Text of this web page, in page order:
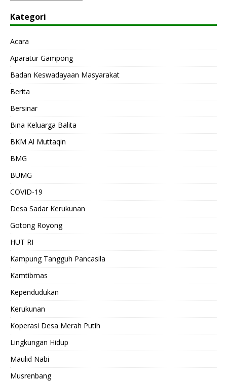
Kategori
Acara
Aparatur Gampong
Badan Keswadayaan Masyarakat
Berita
Bersinar
Bina Keluarga Balita
BKM Al Muttaqin
BMG
BUMG
COVID-19
Desa Sadar Kerukunan
Gotong Royong
HUT RI
Kampung Tangguh Pancasila
Kamtibmas
Kependudukan
Kerukunan
Koperasi Desa Merah Putih
Lingkungan Hidup
Maulid Nabi
Musrenbang